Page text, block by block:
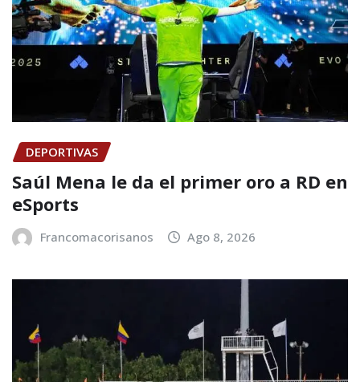
DEPORTIVAS
Saúl Mena le da el primer oro a RD en
eSports
Francomacorisanos Ago 8, 2026